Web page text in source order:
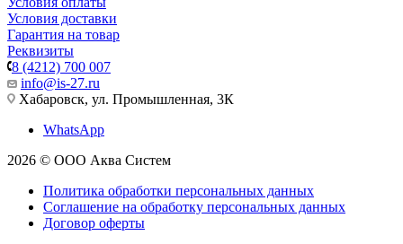
Условия доставки
Гарантия на товар
Реквизиты
8 (4212) 700 007
info@is-27.ru
Хабаровск, ул. Промышленная, 3К
WhatsApp
2026 © ООО Аква Систем
Политика обработки персональных данных
Соглашение на обработку персональных данных
Договор оферты